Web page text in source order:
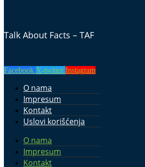
Talk About Facts – TAF
Facebook X-twitter Instagram
O nama
Impresum
Kontakt
Uslovi korišćenja
O nama
Impresum
Kontakt